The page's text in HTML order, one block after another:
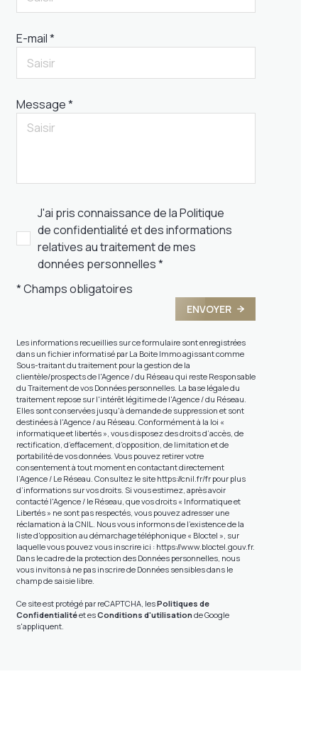
E-mail *
Message *
J'ai pris connaissance de la Politique
de confidentialité et des informations
relatives au traitement de mes
données personnelles *
* Champs obligatoires
ENVOYER
Les informations recueillies sur ce formulaire sont enregistrées
dans un fichier informatisé par La Boite Immo agissant comme
Sous-traitant du traitement pour la gestion de la
clientèle/prospects de l'Agence / du Réseau qui reste Responsable
du Traitement de vos Données personnelles. La base légale du
traitement repose sur l'intérêt légitime de l'Agence / du Réseau.
Elles sont conservées jusqu'à demande de suppression et sont
destinées à l'Agence / au Réseau. Conformément à la loi «
informatique et libertés », vous disposez des droits d’accès, de
rectification, d’effacement, d’opposition, de limitation et de
portabilité de vos données. Vous pouvez retirer votre
consentement à tout moment en contactant directement
l’Agence / Le Réseau. Consultez le site https://cnil.fr/frpour plus
d’informations sur vos droits. Si vous estimez, après avoir
contacté l'Agence / le Réseau, que vos droits « Informatique et
Libertés » ne sont pas respectés, vous pouvez adresser une
réclamation à la CNIL. Nous vous informons de l’existence de la
liste d'opposition au démarchage téléphonique « Bloctel », sur
laquelle vous pouvez vous inscrire ici : https://www.bloctel.gouv.fr.
Dans le cadre de la protection des Données personnelles, nous
vous invitons à ne pas inscrire de Données sensibles dans le
champ de saisie libre.
Ce site est protégé par reCAPTCHA, lesPolitiques de
Confidentialitéet esConditions d'utilisationde Google
s'appliquent.